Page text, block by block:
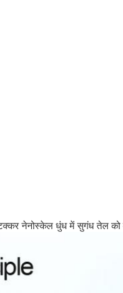
नेनोस्केल धुंध में सुगंध तेल को